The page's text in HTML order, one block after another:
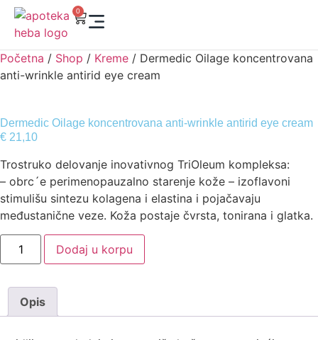
0
Početna / Shop / Kreme / Dermedic Oilage koncentrovana
anti-wrinkle antirid eye cream
Dermedic Oilage koncentrovana anti-wrinkle antirid eye cream
€ 21,10
Trostruko delovanje inovativnog TriOleum kompleksa:
– obrc´e perimenopauzalno starenje kože – izoflavoni
stimulišu sintezu kolagena i elastina i pojačavaju
međustanične veze. Koža postaje čvrsta, tonirana i glatka.
Dodaj u korpu
Opis